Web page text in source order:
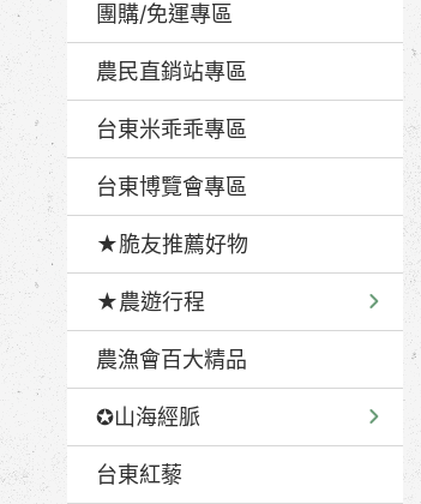
團購/免運專區
農民直銷站專區
台東米乖乖專區
台東博覽會專區
★脆友推薦好物
★農遊行程
農漁會百大精品
✪山海經脈
台東紅藜